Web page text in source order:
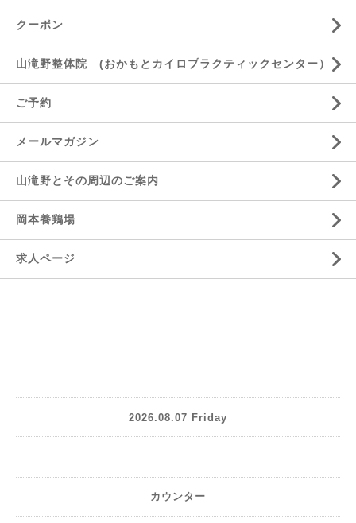
クーポン
山滝野整体院 (おかもとカイロプラクティックセンター）
ご予約
メールマガジン
山滝野とその周辺のご案内
岡本養鶏場
求人ページ
2026.08.07 Friday
カウンター